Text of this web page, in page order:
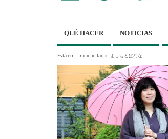
QUÉ HACER NOTICIAS
Está en : Inicio» Tag » よしもとばなな